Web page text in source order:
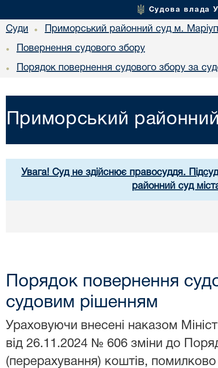
Судова влада
Суди • Приморський районний суд м.
• Повернення судового збору
• Порядок повернення судового збору за
Приморський
Увага! Суд не здійснює правосуддя.
районний суд
Порядок повернення
судовим рішенням
Ураховуючи внесені наказом
від 26.11.2024 № 606 зміни до
(перерахування) коштів,